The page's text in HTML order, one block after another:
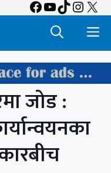
Facebook
YouTube
TikTok
X
जोड :